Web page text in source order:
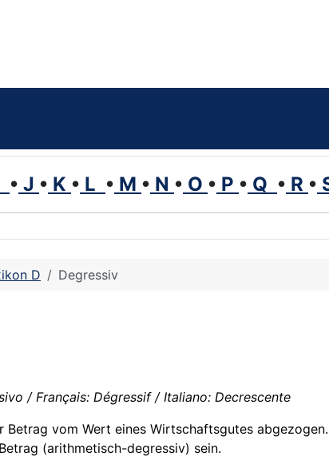
• J • K • L • M • N • O • P • Q • R •
D Degressiv
/ Français: Dégressif / Italiano: Decrescente
vom Wert eines Wirtschaftsgutes
(arithmetisch-degressiv) sein.